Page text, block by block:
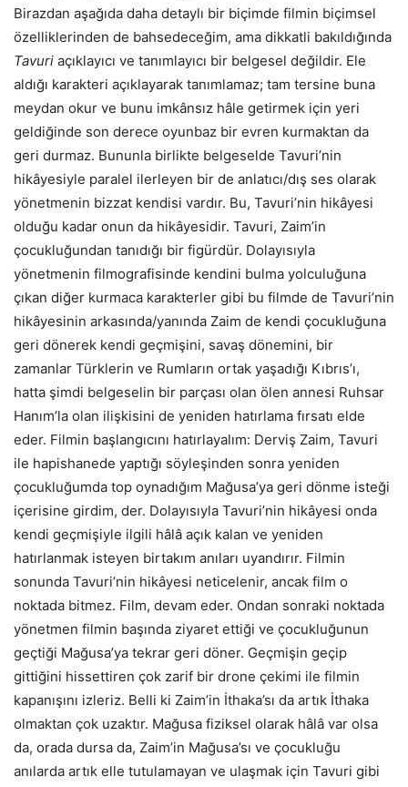
Birazdan aşağıda daha detaylı bir biçimde filmin biçimsel
özelliklerinden de bahsedeceğim, ama dikkatli bakıldığında
Tavuri açıklayıcı ve tanımlayıcı bir belgesel değildir. Ele
aldığı karakteri açıklayarak tanımlamaz; tam tersine buna
meydan okur ve bunu imkânsız hâle getirmek için yeri
geldiğinde son derece oyunbaz bir evren kurmaktan da
geri durmaz. Bununla birlikte belgeselde Tavuri’nin
hikâyesiyle paralel ilerleyen bir de anlatıcı/dış ses olarak
yönetmenin bizzat kendisi vardır. Bu, Tavuri’nin hikâyesi
olduğu kadar onun da hikâyesidir. Tavuri, Zaim’in
çocukluğundan tanıdığı bir figürdür. Dolayısıyla
yönetmenin filmografisinde kendini bulma yolculuğuna
çıkan diğer kurmaca karakterler gibi bu filmde de Tavuri’nin
hikâyesinin arkasında/yanında Zaim de kendi çocukluğuna
geri dönerek kendi geçmişini, savaş dönemini, bir
zamanlar Türklerin ve Rumların ortak yaşadığı Kıbrıs’ı,
hatta şimdi belgeselin bir parçası olan ölen annesi Ruhsar
Hanım’la olan ilişkisini de yeniden hatırlama fırsatı elde
eder. Filmin başlangıcını hatırlayalım: Derviş Zaim, Tavuri
ile hapishanede yaptığı söyleşinden sonra yeniden
çocukluğumda top oynadığım Mağusa’ya geri dönme isteği
içerisine girdim, der. Dolayısıyla Tavuri’nin hikâyesi onda
kendi geçmişiyle ilgili hâlâ açık kalan ve yeniden
hatırlanmak isteyen birtakım anıları uyandırır. Filmin
sonunda Tavuri’nin hikâyesi neticelenir, ancak film o
noktada bitmez. Film, devam eder. Ondan sonraki noktada
yönetmen filmin başında ziyaret ettiği ve çocukluğunun
geçtiği Mağusa’ya tekrar geri döner. Geçmişin geçip
gittiğini hissettiren çok zarif bir drone çekimi ile filmin
kapanışını izleriz. Belli ki Zaim’in İthaka’sı da artık İthaka
olmaktan çok uzaktır. Mağusa fiziksel olarak hâlâ var olsa
da, orada dursa da, Zaim’in Mağusa’sı ve çocukluğu
anılarda artık elle tutulamayan ve ulaşmak için Tavuri gibi